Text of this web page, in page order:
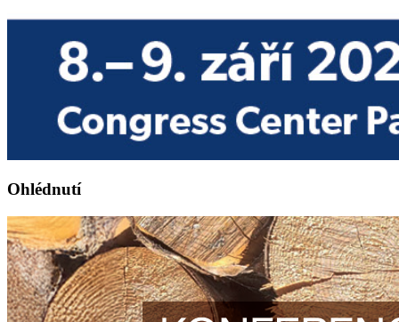
Ohlédnutí